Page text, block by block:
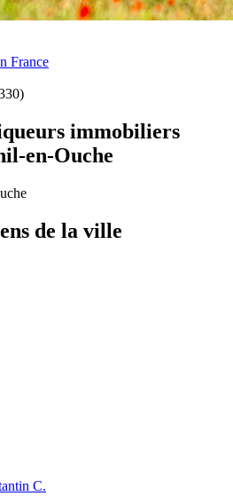
France
immobiliers
en-Ouche
de la ville
C.